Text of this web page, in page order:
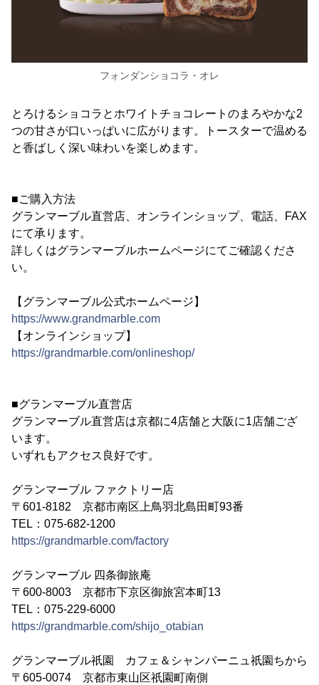
フォンダンショコラ・オレ
とろけるショコラとホワイトチョコレートのまろやかな2
つの甘さが口いっぱいに広がります。トースターで温める
と香ばしく深い味わいを楽しめます。
■ご購入方法
グランマーブル直営店、オンラインショップ、電話、FAX
にて承ります。
詳しくはグランマーブルホームページにてご確認くださ
い。
【グランマーブル公式ホームページ】
https://www.grandmarble.com
【オンラインショップ】
https://grandmarble.com/onlineshop/
■グランマーブル直営店
グランマーブル直営店は京都に4店舗と大阪に1店舗ござ
います。
いずれもアクセス良好です。
グランマーブル ファクトリー店
〒601-8182 京都市南区上鳥羽北島田町93番
TEL：075-682-1200
https://grandmarble.com/factory
グランマーブル 四条御旅庵
〒600-8003 京都市下京区御旅宮本町13
TEL：075-229-6000
https://grandmarble.com/shijo_otabian
グランマーブル祇園 カフェ＆シャンパーニュ祇園ちから
〒605-0074 京都市東山区祇園町南側